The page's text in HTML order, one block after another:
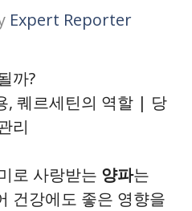
Expert Reporter
까?
, 퀘르세틴의 역할 | 당
리
로 사랑받는 양파는
건강에도 좋은 영향을